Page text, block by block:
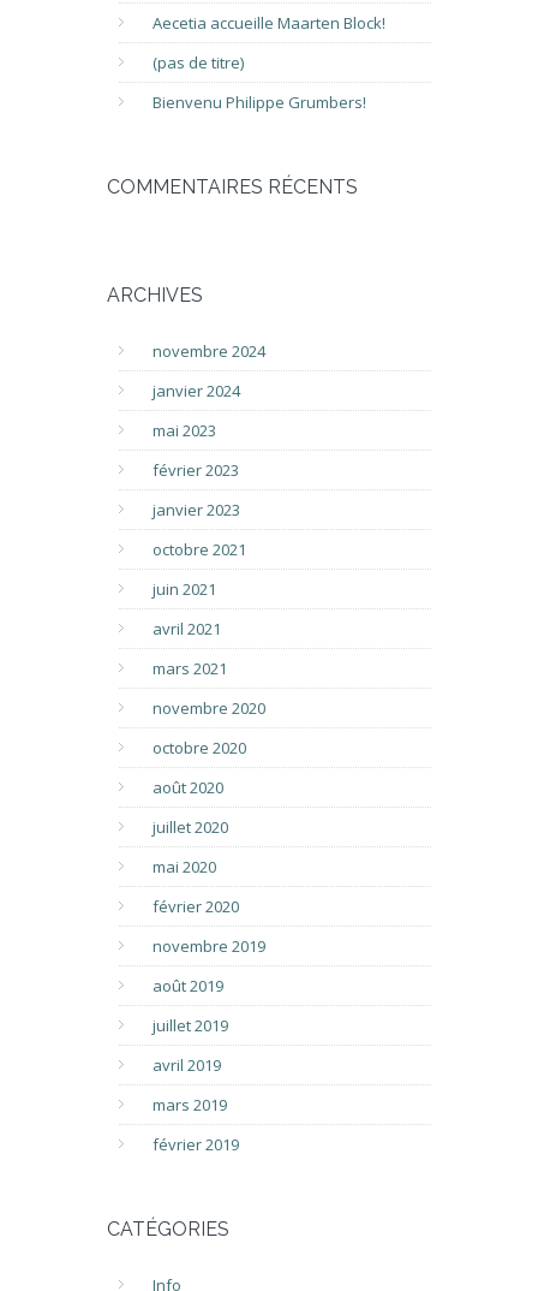
Aecetia accueille Maarten Block!
(pas de titre)
Bienvenu Philippe Grumbers!
COMMENTAIRES RÉCENTS
ARCHIVES
novembre 2024
janvier 2024
mai 2023
février 2023
janvier 2023
octobre 2021
juin 2021
avril 2021
mars 2021
novembre 2020
octobre 2020
août 2020
juillet 2020
mai 2020
février 2020
novembre 2019
août 2019
juillet 2019
avril 2019
mars 2019
février 2019
CATÉGORIES
Info